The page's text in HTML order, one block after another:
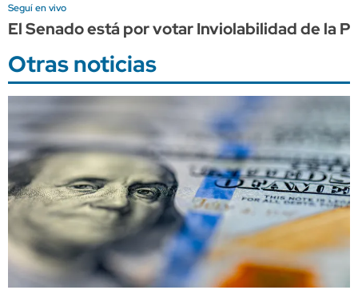
Seguí en vivo
El Senado está por votar Inviolabilidad de la
Otras noticias